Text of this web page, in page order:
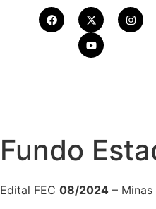
Fundo
Edital FEC 08/2024 –